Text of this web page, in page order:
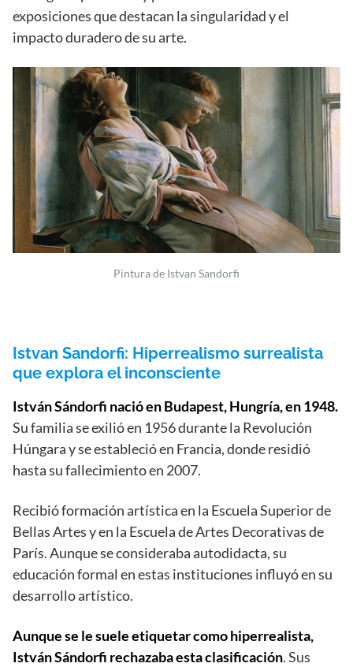
exposiciones que destacan la singularidad y el
impacto duradero de su arte.
Pintura de Istvan Sandorfi
Istvan Sandorfi: Hiperrealismo surrealista
que explora el inconsciente
István Sándorfi nació en Budapest, Hungría, en 1948.
Su familia se exilió en 1956 durante la Revolución
Húngara y se estableció en Francia, donde residió
hasta su fallecimiento en 2007.
Recibió formación artística en la Escuela Superior de
Bellas Artes y en la Escuela de Artes Decorativas de
París. Aunque se consideraba autodidacta, su
educación formal en estas instituciones influyó en su
desarrollo artístico.
Aunque se le suele etiquetar como hiperrealista,
István Sándorfi rechazaba esta clasificación. Sus